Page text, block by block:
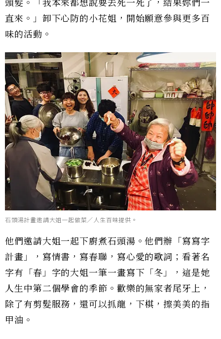
頭髮。「我本來都想說要去死一死了，結果妳們一
直來。」卸下心防的小花姐，開始願意參與更多百
味的活動。
石頭湯計畫邀請大姐一起做菜／人生百味提供。
他們邀請大姐一起下廚煮石頭湯。他們辦「寫寫字
計畫」，寫情書，寫春聯，寫心愛的歌詞；看著名
字有「春」字的大姐一筆一畫寫下「冬」，這是她
人生中第二個學會的季節。歡樂的無家者尾牙上，
除了有剪髮服務，還可以抓龍，下棋，擦美美的指
甲油。